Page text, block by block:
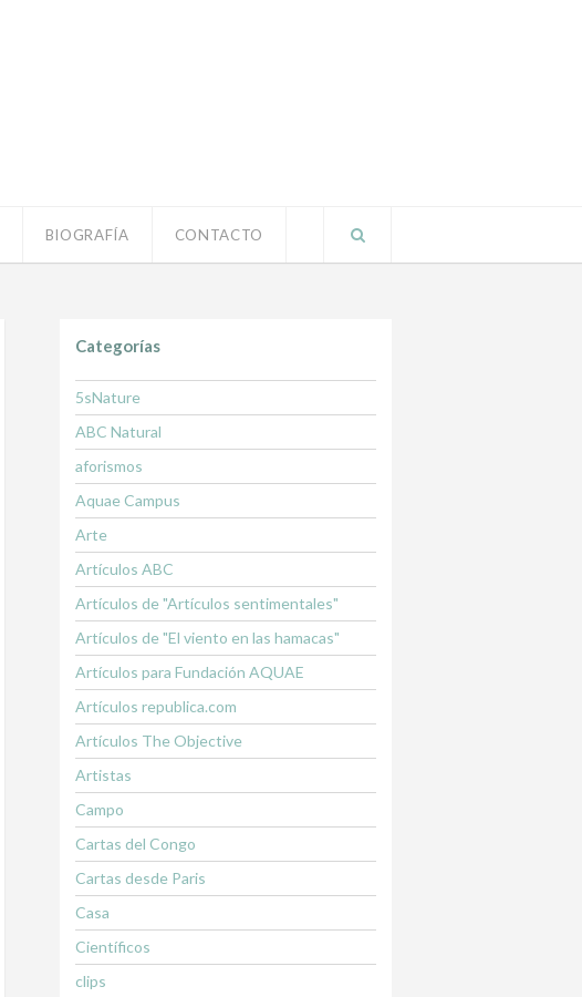
BIOGRAFÍA CONTACTO
Categorías
5sNature
ABC Natural
aforismos
Aquae Campus
Arte
Artículos ABC
Artículos de "Artículos sentimentales"
Artículos de "El viento en las hamacas"
Artículos para Fundación AQUAE
Artículos republica.com
Artículos The Objective
Artistas
Campo
Cartas del Congo
Cartas desde Paris
Casa
Científicos
clips